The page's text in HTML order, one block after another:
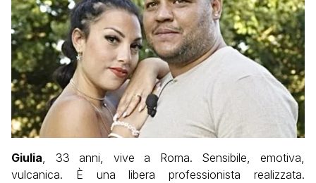
Giulia , 33 anni, vive a Roma. Sensibile, emotiva,
vulcanica. È una libera professionista realizzata.